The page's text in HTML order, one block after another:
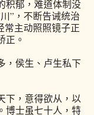
积郁，难道体制没
”，不断告诫统治
常主动照照镜子正
正。
，侯生、卢生私下
下，意得欲从，以
博士虽七十人，特